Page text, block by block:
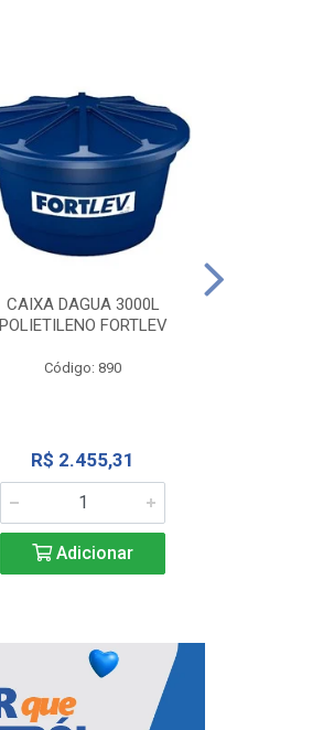
CAIXA DAGUA 3000L
POLIETILENO FORTLEV
Código: 890
R$ 2.455,31
Adicionar